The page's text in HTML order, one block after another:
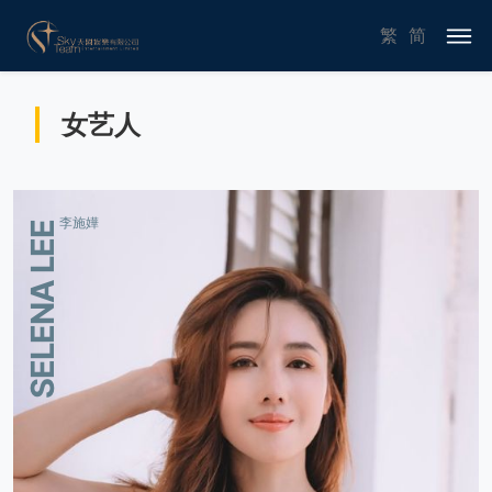
繁 简
女艺人
李施嬅
SELENA LEE